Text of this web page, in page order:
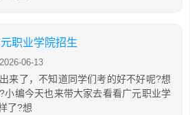
职业学院招生
06-13
来了，不知道同学们考的好不好呢?想
小编今天也来带大家去看看广元职业学
了?想